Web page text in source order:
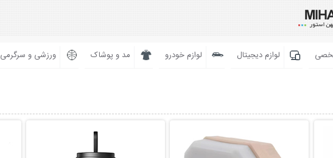
لوازم دیجیتال لوازم خودرو مد و پوشاک ورزشی و سرگرمی